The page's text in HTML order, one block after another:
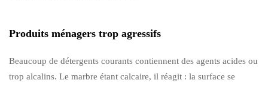
Produits ménagers trop agressifs
Beaucoup de détergents courants contiennent des agents acides ou
trop alcalins. Le marbre étant calcaire, il réagit : la surface se